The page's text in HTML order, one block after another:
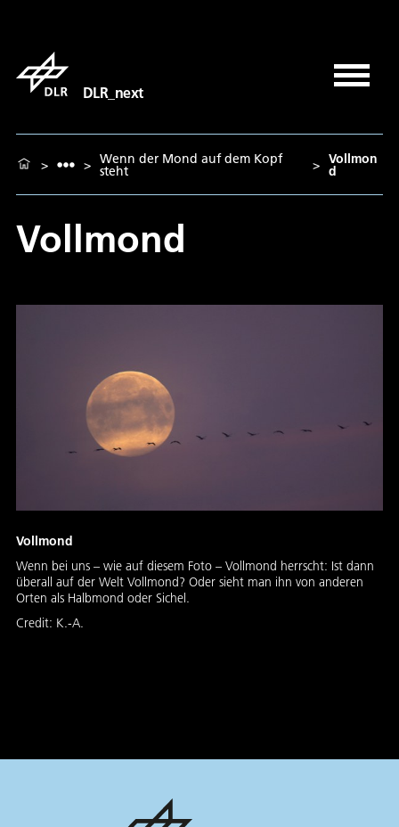
DLR_next
> > Wenn der Mond auf dem Kopf
steht > Vollmon
d
Vollmond
Vollmond
Wenn bei uns – wie auf diesem Foto – Vollmond herrscht: Ist dann
überall auf der Welt Vollmond? Oder sieht man ihn von anderen
Orten als Halbmond oder Sichel.
Credit: K.-A.